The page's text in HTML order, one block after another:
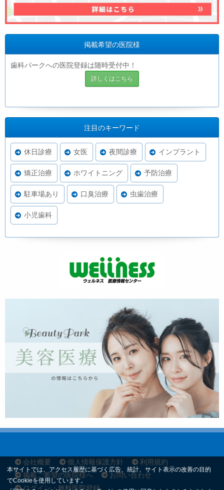
掲載希望の医院様
歯科パークへの医院登録は随時受付中！
詳しくはこちら
注目のキーワード
休日診療 女医 夜間診療 インプラント
矯正治療 ホワイトニング 予防治療
駐車場あり 口臭治療 虫歯治療
小児歯科
会社概要 個人情報保護方針
利用規約
掲載ご希望の医院様へ
お問い合わせ
ログイン・無料医院登録
本サイトでは、アクセス履歴に基づく広告、統計、サイト表示の改善の目的
でCookieを使用しています。